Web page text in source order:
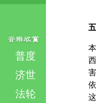
普度
济世
法轮